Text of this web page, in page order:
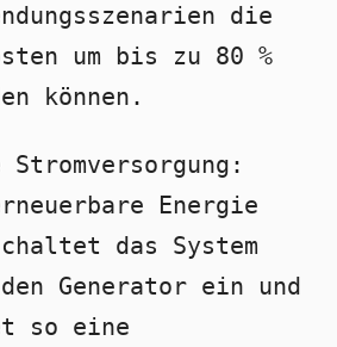
die
um bis zu 80 %
können.
Energie
das System
Generator ein und
so eine